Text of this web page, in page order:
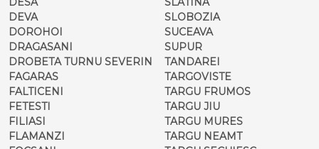
DEVA
DOROHOI
DRAGASANI
DROBETA TURNU SEVERIN
FAGARAS
FALTICENI
FETESTI
FILIASI
FLAMANZI
SLOBOZIA
SUCEAVA
SUPUR
TANDAREI
TARGOVISTE
TARGU FRUMOS
TARGU JIU
TARGU MURES
TARGU NEAMT